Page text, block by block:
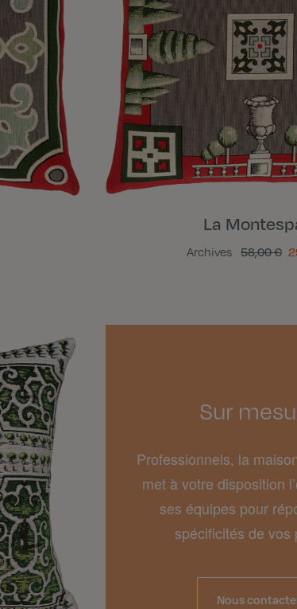
La
Archives 58,00 €
Sur
Professionnels, la
met à votre disposition
ses équipes pour
spécificités de vos
Nous